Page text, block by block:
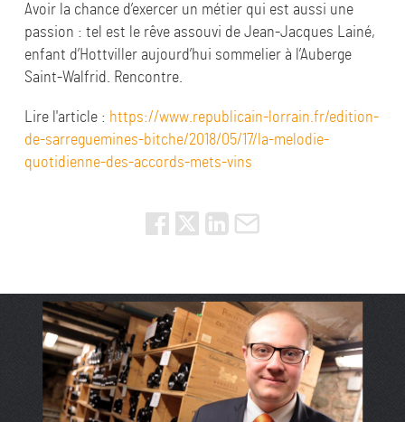
Avoir la chance d’exercer un métier qui est aussi une
passion : tel est le rêve assouvi de Jean-Jacques Lainé,
enfant d’Hottviller aujourd’hui sommelier à l’Auberge
Saint-Walfrid. Rencontre.
Lire l'article : https://www.republicain-lorrain.fr/edition-
de-sarreguemines-bitche/2018/05/17/la-melodie-
quotidienne-des-accords-mets-vins